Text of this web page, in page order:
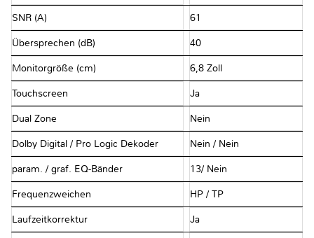
SNR (A) 61
Übersprechen (dB) 40
Monitorgröße (cm) 6,8 Zoll
Touchscreen Ja
Dual Zone Nein
Dolby Digital / Pro Logic Dekoder Nein / Nein
param. / graf. EQ-Bänder 13/ Nein
Frequenzweichen HP / TP
Laufzeitkorrektur Ja